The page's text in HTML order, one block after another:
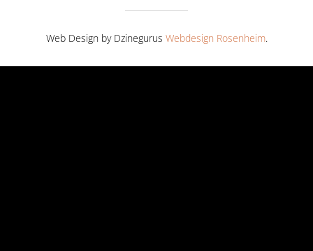
Web Design by Dzinegurus Webdesign Rosenheim.